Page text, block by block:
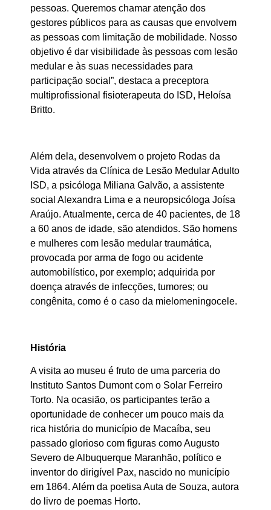
pessoas. Queremos chamar atenção dos
gestores públicos para as causas que envolvem
as pessoas com limitação de mobilidade. Nosso
objetivo é dar visibilidade às pessoas com lesão
medular e às suas necessidades para
participação social”, destaca a preceptora
multiprofissional fisioterapeuta do ISD, Heloísa
Britto.
Além dela, desenvolvem o projeto Rodas da
Vida através da Clínica de Lesão Medular Adulto
ISD, a psicóloga Miliana Galvão, a assistente
social Alexandra Lima e a neuropsicóloga Joísa
Araújo. Atualmente, cerca de 40 pacientes, de 18
a 60 anos de idade, são atendidos. São homens
e mulheres com lesão medular traumática,
provocada por arma de fogo ou acidente
automobilístico, por exemplo; adquirida por
doença através de infecções, tumores; ou
congênita, como é o caso da mielomeningocele.
História
A visita ao museu é fruto de uma parceria do
Instituto Santos Dumont com o Solar Ferreiro
Torto. Na ocasião, os participantes terão a
oportunidade de conhecer um pouco mais da
rica história do município de Macaíba, seu
passado glorioso com figuras como Augusto
Severo de Albuquerque Maranhão, político e
inventor do dirigível Pax, nascido no município
em 1864. Além da poetisa Auta de Souza, autora
do livro de poemas Horto.